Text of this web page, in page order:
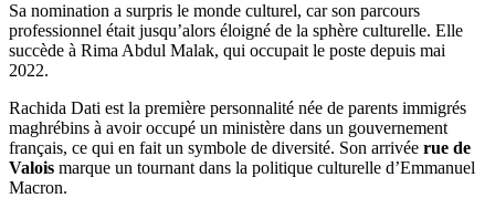
Sa nomination a surpris le monde culturel, car son parcours
professionnel était jusqu’alors éloigné de la sphère culturelle. Elle
succède à Rima Abdul Malak, qui occupait le poste depuis mai
2022.
Rachida Dati est la première personnalité née de parents immigrés
maghrébins à avoir occupé un ministère dans un gouvernement
français, ce qui en fait un symbole de diversité. Son arrivée rue de
Valois marque un tournant dans la politique culturelle d’Emmanuel
Macron.